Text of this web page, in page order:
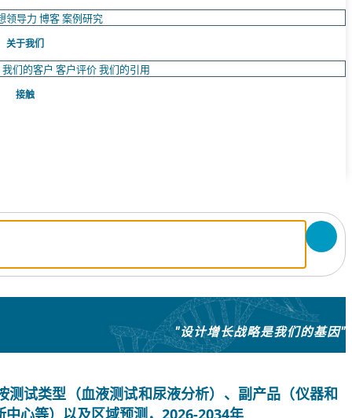
领导力 博客案例研究
关于我们
我们的客户 客户评价我们的引用
接触
"设计增长战略是我们的基因"
试类型（血液测试和尿液分析）、副产品（仪器和
心等）以及区域预测，2026-2034年